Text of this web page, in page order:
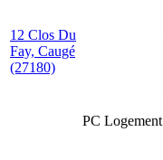
12 Clos Du
Fay, Caugé
(27180)
PC Logement